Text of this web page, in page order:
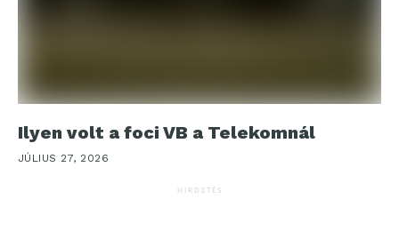
Ilyen volt a foci VB a Telekomnál
JÚLIUS 27, 2026
HIRDETÉS